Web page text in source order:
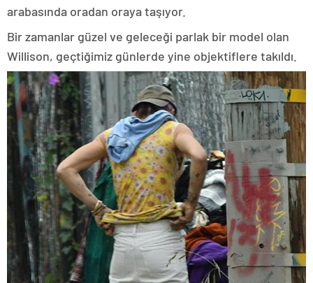
arabasında oradan oraya taşıyor.
Bir zamanlar güzel ve geleceği parlak bir model olan
Willison, geçtiğimiz günlerde yine objektiflere takıldı.